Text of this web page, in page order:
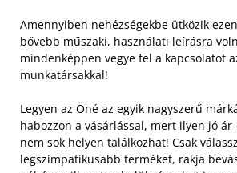
Amennyiben nehézségekbe ütközik
bővebb műszaki, használati leírásra
mindenképpen vegye fel a kapcsolatot
munkatársakkal!
Legyen az Öné az egyik nagyszerű
habozzon a vásárlással, mert ilyen jó
nem sok helyen találkozhat! Csak
legszimpatikusabb terméket, rakja